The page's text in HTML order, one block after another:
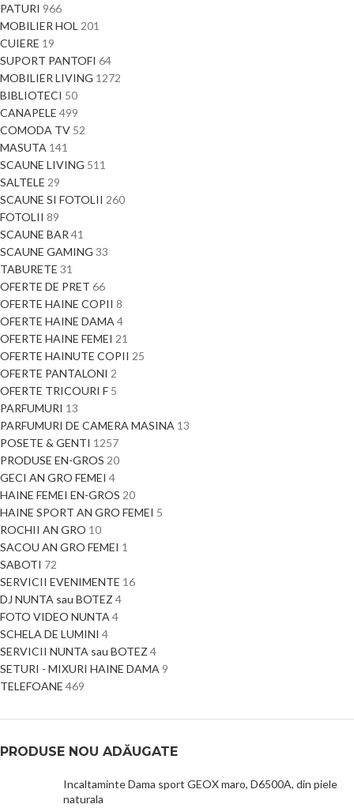
PATURI 966
MOBILIER HOL 201
CUIERE 19
SUPORT PANTOFI 64
MOBILIER LIVING 1272
BIBLIOTECI 50
CANAPELE 499
COMODA TV 52
MASUTA 141
SCAUNE LIVING 511
SALTELE 29
SCAUNE SI FOTOLII 260
FOTOLII 89
SCAUNE BAR 41
SCAUNE GAMING 33
TABURETE 31
OFERTE DE PRET 66
OFERTE HAINE COPII 8
OFERTE HAINE DAMA 4
OFERTE HAINE FEMEI 21
OFERTE HAINUTE COPII 25
OFERTE PANTALONI 2
OFERTE TRICOURI F 5
PARFUMURI 13
PARFUMURI DE CAMERA MASINA 13
POSETE & GENTI 1257
PRODUSE EN-GROS 20
GECI AN GRO FEMEI 4
HAINE FEMEI EN-GROS 20
HAINE SPORT AN GRO FEMEI 5
ROCHII AN GRO 10
SACOU AN GRO FEMEI 1
SABOTI 72
SERVICII EVENIMENTE 16
DJ NUNTA sau BOTEZ 4
FOTO VIDEO NUNTA 4
SCHELA DE LUMINI 4
SERVICII NUNTA sau BOTEZ 4
SETURI - MIXURI HAINE DAMA 9
TELEFOANE 469
PRODUSE NOU ADĂUGATE
Incaltaminte Dama sport GEOX maro, D6500A, din piele
naturala